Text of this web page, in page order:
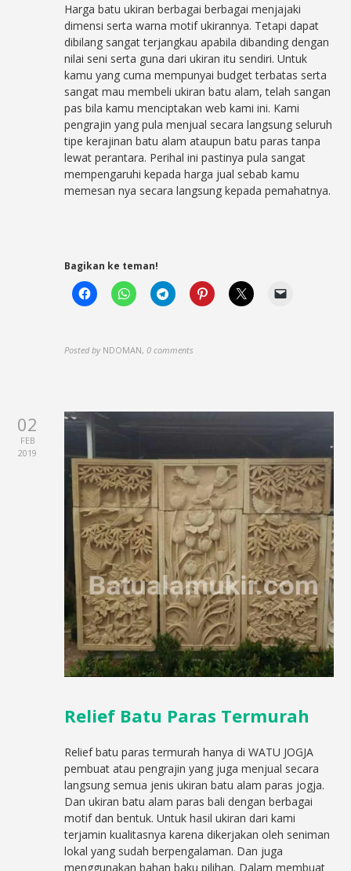
Harga batu ukiran berbagai berbagai menjajaki
dimensi serta warna motif ukirannya. Tetapi dapat
dibilang sangat terjangkau apabila dibanding dengan
nilai seni serta guna dari ukiran itu sendiri. Untuk
kamu yang cuma mempunyai budget terbatas serta
sangat mau membeli ukiran batu alam, telah sangan
pas bila kamu menciptakan web kami ini. Kami
pengrajin yang pula menjual secara langsung seluruh
tipe kerajinan batu alam ataupun batu paras tanpa
lewat perantara. Perihal ini pastinya pula sangat
mempengaruhi kepada harga jual sebab kamu
memesan nya secara langsung kepada pemahatnya.
Bagikan ke teman!
Posted by NDOMAN,0 comments
02
FEB
2019
Relief Batu Paras Termurah
Relief batu paras termurah hanya di WATU JOGJA
pembuat atau pengrajin yang juga menjual secara
langsung semua jenis ukiran batu alam paras jogja.
Dan ukiran batu alam paras bali dengan berbagai
motif dan bentuk. Untuk hasil ukiran dari kami
terjamin kualitasnya karena dikerjakan oleh seniman
lokal yang sudah berpengalaman. Dan juga
menggunakan bahan baku pilihan. Dalam membuat